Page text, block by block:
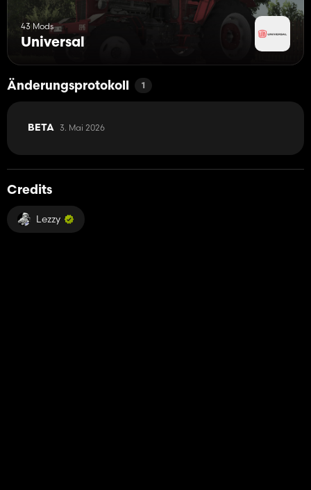
43 Mods
Universal
Änderungsprotokoll 1
BETA 3. Mai 2026
Credits
Lezzy